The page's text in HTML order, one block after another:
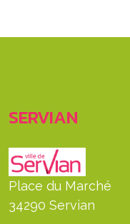
SERVIAN
Place du Marché
34290 Servian